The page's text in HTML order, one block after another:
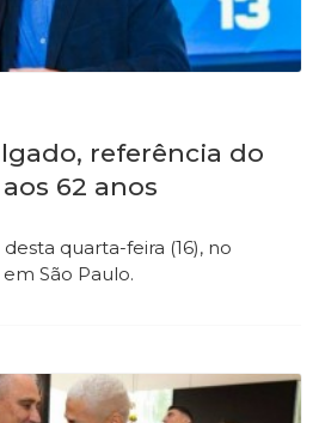
referência do
62 anos
quarta-feira (16), no
São Paulo.